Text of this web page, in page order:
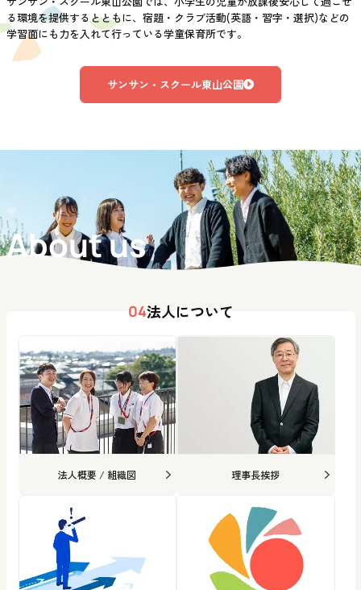
る環境を提供するとともに、宿題・クラブ活動(英語・習字・選択)などの
学習面にも力を入れて行っている学童保育所です。
サンサン・スクール東山公園
About us
04法人について
法人概要 / 組織図 理事長挨拶